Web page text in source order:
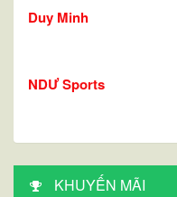
Duy Minh
NDƯ Sports
KHUYẾN MÃI